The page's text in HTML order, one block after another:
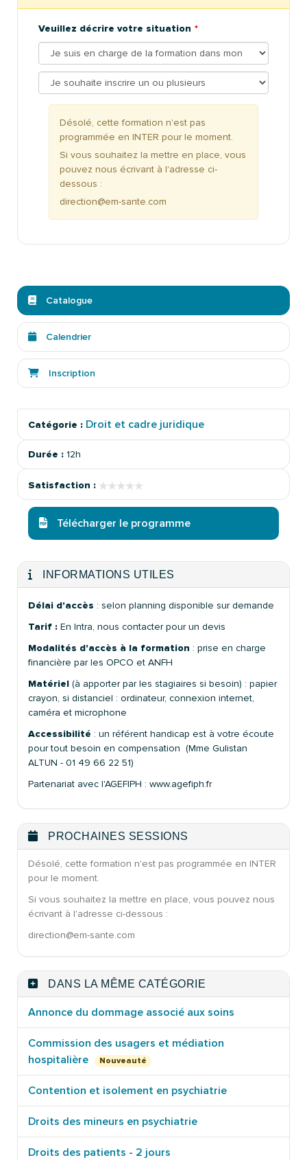
Veuillez décrire votre situation
Désolé, cette formation n'est pas
programmée en INTER pour le moment.
Si vous souhaitez la mettre en place, vous
pouvez nous écrivant à l'adresse ci-
dessous :
direction@em-sante.com
Catalogue
Calendrier
Inscription
Catégorie : Droit et cadre juridique
Durée : 12h
Satisfaction : ★★★★★
★★★★★
Télécharger le programme
INFORMATIONS UTILES
Délai d'accès : selon planning disponible sur demande
Tarif : En Intra, nous contacter pour un devis
Modalités d'accès à la formation : prise en charge
financière par les OPCO et ANFH
Matériel (à apporter par les stagiaires si besoin) : papier
crayon, si distanciel : ordinateur, connexion internet,
caméra et microphone
Accessibilité : un référent handicap est à votre écoute
pour tout besoin en compensation (Mme Gulistan
ALTUN - 01 49 66 22 51)
Partenariat avec l'AGEFIPH : www.agefiph.fr
PROCHAINES SESSIONS
Désolé, cette formation n'est pas programmée en INTER
pour le moment.
Si vous souhaitez la mettre en place, vous pouvez nous
écrivant à l'adresse ci-dessous :
direction@em-sante.com
DANS LA MÊME CATÉGORIE
Annonce du dommage associé aux soins
Commission des usagers et médiation
hospitalière
Nouveauté
Contention et isolement en psychiatrie
Droits des mineurs en psychiatrie
Droits des patients - 2 jours